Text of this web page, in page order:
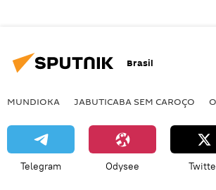
Brasil
MUNDIOKA JABUTICABA SEM CAROÇO
Telegram Odysee